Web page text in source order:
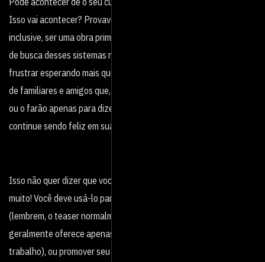
Isso vai acontecer? Provavelmente não. O seu material pode,
inclusive, ser uma obra prima, imperdível, única, mas o algoritmo
de busca desses sistemas não está nem aí pra isso e você vai se
frustrar esperando mais que algumas dezenas de visualizações
de familiares e amigos que, acredite, não divulgarão seu trabalho,
ou o farão apenas para dizer que fizeram. Não espere isso deles e
continue sendo feliz em suas relações privadas!
Isso não quer dizer que você não deva usar o YouTube. Deve e
muito! Você deve usá-lo para divulgar um teaser, um trailer
(lembrem, o teaser normalmente é mais curto que o trailer e
geralmente oferece apenas um aperitivo imagético do seu
trabalho), ou promover seu trabalho com um “Demo Reel” das